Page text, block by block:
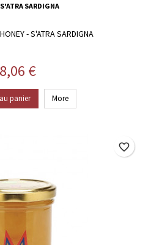
S'ATRA SARDIGNA
- S'ATRA SARDIGNA
€
panier More
favorite_border